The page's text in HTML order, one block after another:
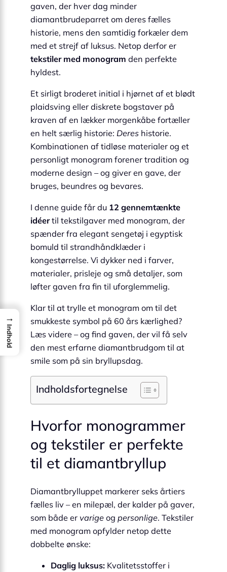
gaven, der hver dag minder
diamantbrudeparret om deres fælles
historie, mens den samtidig forkæler dem
med et strejf af luksus. Netop derfor er
tekstiler med monogram den perfekte
hyldest.
Et sirligt broderet initial i hjørnet af et blødt
plaidsving eller diskrete bogstaver på
kraven af en lækker morgenkåbe fortæller
en helt særlig historie: Deres historie.
Kombinationen af tidløse materialer og et
personligt monogram forener tradition og
moderne design – og giver en gave, der
bruges, beundres og bevares.
I denne guide får du 12 gennemtænkte
idéertil tekstilgaver med monogram, der
spænder fra elegant sengetøj i egyptisk
bomuld til strandhåndklæder i
kongestørrelse. Vi dykker ned i farver,
materialer, prisleje og små detaljer, som
løfter gaven fra fin til uforglemmelig.
Klar til at trylle et monogram om til det
smukkeste symbol på 60 års kærlighed?
Læs videre – og find gaven, der vil få selv
den mest erfarne diamantbrudgom til at
smile som på sin bryllupsdag.
Indholdsfortegnelse
Hvorfor monogrammer
og tekstiler er perfekte
til et diamantbryllup
Diamantbrylluppet markerer seks årtiers
fælles liv – en milepæl, der kalder på gaver,
som både er varige og personlige. Tekstiler
med monogram opfylder netop dette
dobbelte ønske:
Daglig luksus: Kvalitetsstoffer i
→
Indhold